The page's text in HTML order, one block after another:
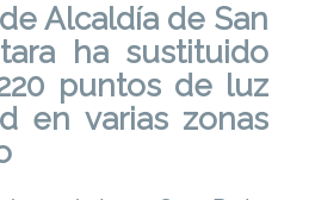
Alcaldía de San
ha sustituido
puntos de luz
en varias zonas